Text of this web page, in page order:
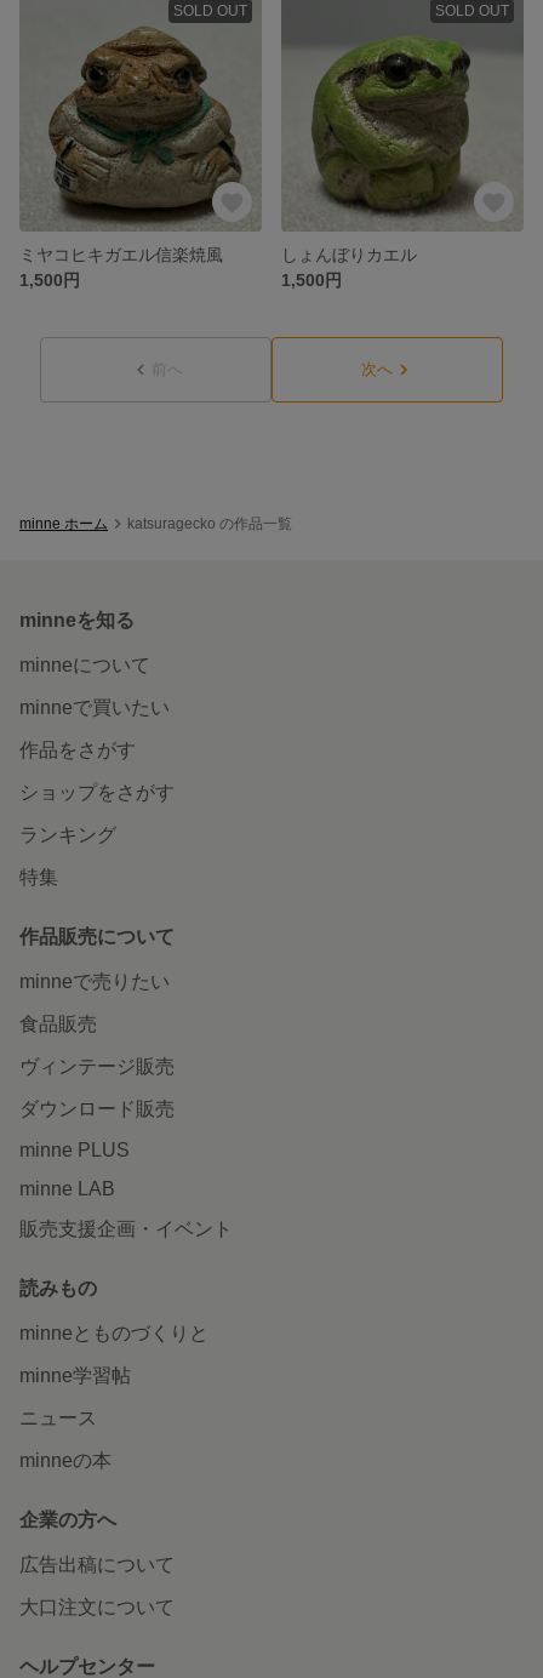
SOLD OUT
ミヤコヒキガエル信楽焼風
1,500円
SOLD OUT
しょんぼりカエル
1,500円
前へ 次へ
minne ホーム katsuragecko の作品一覧
minneを知る
minneについて
minneで買いたい
作品をさがす
ショップをさがす
ランキング
特集
作品販売について
minneで売りたい
食品販売
ヴィンテージ販売
ダウンロード販売
minne PLUS
minne LAB
販売支援企画・イベント
読みもの
minneとものづくりと
minne学習帖
ニュース
minneの本
企業の方へ
広告出稿について
大口注文について
ヘルプセンター